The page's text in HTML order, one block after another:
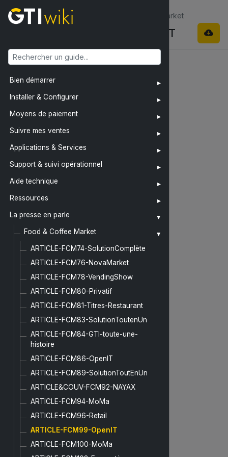
Bien démarrer
Installer & Configurer
Moyens de paiement
Suivre mes ventes
Applications & Services
Support & suivi opérationnel
Aide technique
Ressources
La presse en parle
Food & Coffee Market
ARTICLE-FCM74-SolutionComplète
ARTICLE-FCM76-NovaMarket
ARTICLE-FCM78-VendingShow
ARTICLE-FCM80-Privatif
ARTICLE-FCM81-Titres-Restaurant
ARTICLE-FCM83-SolutionToutenUn
ARTICLE-FCM84-GTI-toute-une-
histoire
ARTICLE-FCM86-OpenIT
ARTICLE-FCM89-SolutionToutEnUn
ARTICLE&COUV-FCM92-NAYAX
ARTICLE-FCM94-MoMa
ARTICLE-FCM96-Retail
ARTICLE-FCM99-OpenIT
ARTICLE-FCM100-MoMa
La presse en parle / Food & Coffee Market
ARTICLE-FCM99-OpenIT
OpenIT